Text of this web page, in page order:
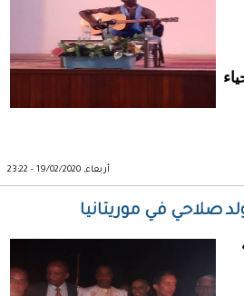
لاحياء
أربعاء, 19/02/2020 - 23:22
صلاحي في موريتانيا